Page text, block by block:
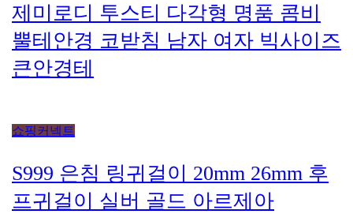
제미로디 투스티 다각형 명품 콤비
뿔테안경 코받침 남자 여자 빅사이즈
큰안경테
쇼핑커넥트
S999 은침 링귀걸이 20mm 26mm 후
프귀걸이 실버 골드 아르제아